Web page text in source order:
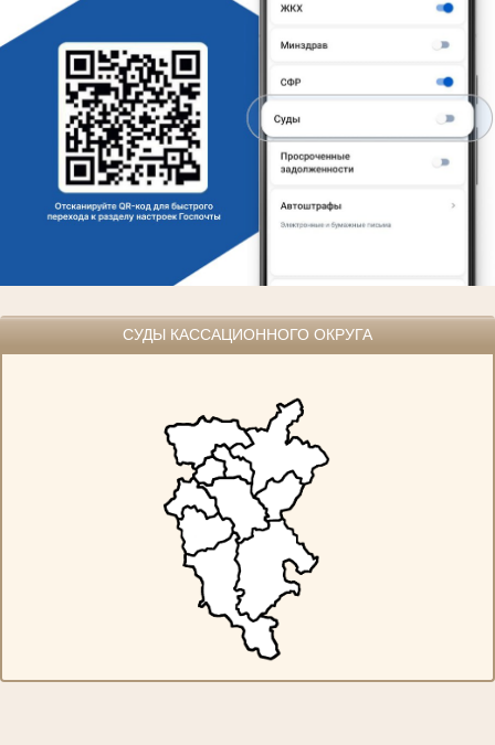
СУДЫ КАССАЦИОННОГО ОКРУГА